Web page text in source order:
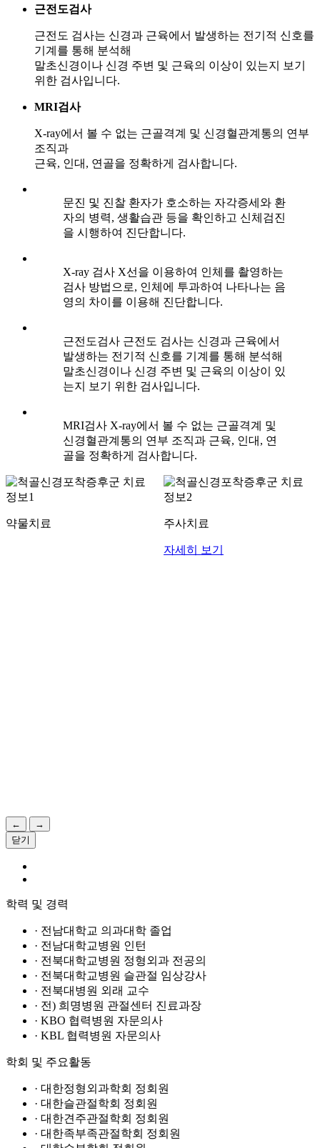
근전도검사
근전도 검사는 신경과 근육에서 발생하는 전기적 신호를
기계를 통해 분석해
말초신경이나 신경 주변 및 근육의 이상이 있는지 보기
위한 검사입니다.
MRI검사
X-ray에서 볼 수 없는 근골격계 및 신경혈관계통의 연부
조직과
근육, 인대, 연골을 정확하게 검사합니다.
문진 및 진찰 환자가 호소하는 자각증세와 환
자의 병력, 생활습관 등을 확인하고 신체검진
을 시행하여 진단합니다.
X-ray 검사 X선을 이용하여 인체를 촬영하는
검사 방법으로, 인체에 투과하여 나타나는 음
영의 차이를 이용해 진단합니다.
근전도검사 근전도 검사는 신경과 근육에서
발생하는 전기적 신호를 기계를 통해 분석해
말초신경이나 신경 주변 및 근육의 이상이 있
는지 보기 위한 검사입니다.
MRI검사 X-ray에서 볼 수 없는 근골격계 및
신경혈관계통의 연부 조직과 근육, 인대, 연
골을 정확하게 검사합니다.
약물치료 주사치료
자세히 보기
←
→
닫기
학력 및 경력
· 전남대학교 의과대학 졸업
· 전남대학교병원 인턴
· 전북대학교병원 정형외과 전공의
· 전북대학교병원 슬관절 임상강사
· 전북대병원 외래 교수
· 전) 희명병원 관절센터 진료과장
· KBO 협력병원 자문의사
· KBL 협력병원 자문의사
학회 및 주요활동
· 대한정형외과학회 정회원
· 대한슬관절학회 정회원
· 대한견주관절학회 정회원
· 대한족부족관절학회 정회원